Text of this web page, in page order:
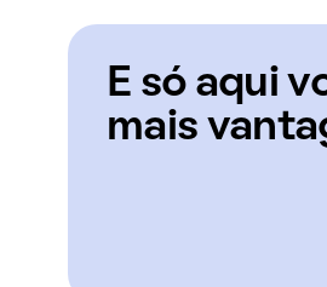
E só aqui
mais